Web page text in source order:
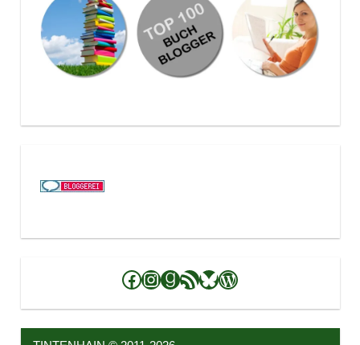
Facebook
Instagram
Goodreads
RSS-Feed
Bluesky
WordPress